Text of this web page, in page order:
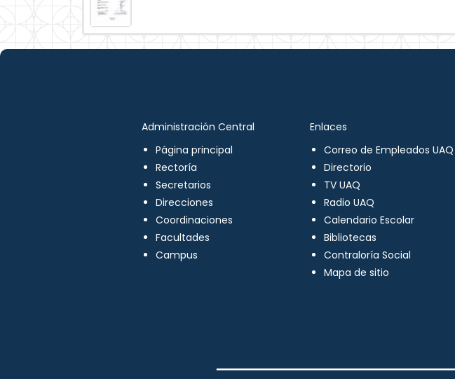
Administración Central
Página principal
Rectoría
Secretarios
Direcciones
Coordinaciones
Facultades
Campus
Enlaces
Correo de Empleados UAQ
Directorio
TV UAQ
Radio UAQ
Calendario Escolar
Bibliotecas
Contraloría Social
Mapa de sitio